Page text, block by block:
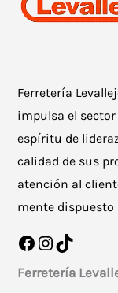
Ferretería
impulsa el
espíritu de
calidad de sus
atención al
mente
Facebook
Instagram
TikTok
Ferretería